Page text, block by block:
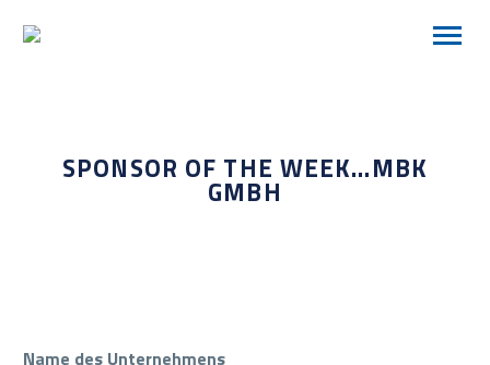
SPONSOR OF THE WEEK…MBK
GMBH
Name des Unternehmens